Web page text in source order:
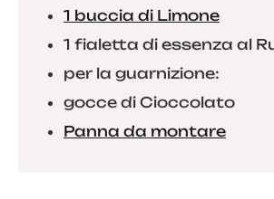
1 buccia di Limone
1 fialetta di essenza al
per la guarnizione:
gocce di Cioccolato
Panna da montare